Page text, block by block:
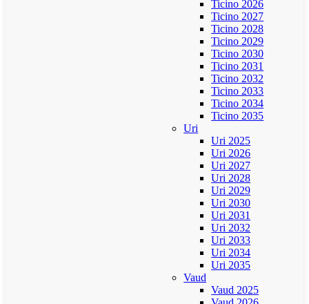
Ticino 2026
Ticino 2027
Ticino 2028
Ticino 2029
Ticino 2030
Ticino 2031
Ticino 2032
Ticino 2033
Ticino 2034
Ticino 2035
Uri
Uri 2025
Uri 2026
Uri 2027
Uri 2028
Uri 2029
Uri 2030
Uri 2031
Uri 2032
Uri 2033
Uri 2034
Uri 2035
Vaud
Vaud 2025